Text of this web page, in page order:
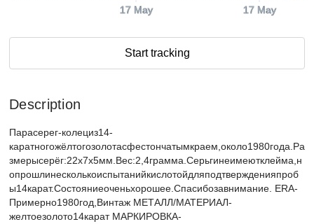
17 May 17 May
Start tracking
Description
Парасерег-колециз14-
каратногожёлтогозолотасфестончатымкраем,около1980года.Ра
змерысерёг:22x7x5мм.Вес:2,4грамма.Серьгинеимеютклейма,н
опрошлинесколькоиспытанийкислотойдляподтвержденияпроб
ы14карат.Состояниеоченьхорошее.Спасибозавнимание. ERA-
Примерно1980год,Винтаж МЕТАЛЛ/МАТЕРИАЛ-
желтоезолото14карат МАРКИРОВКА-